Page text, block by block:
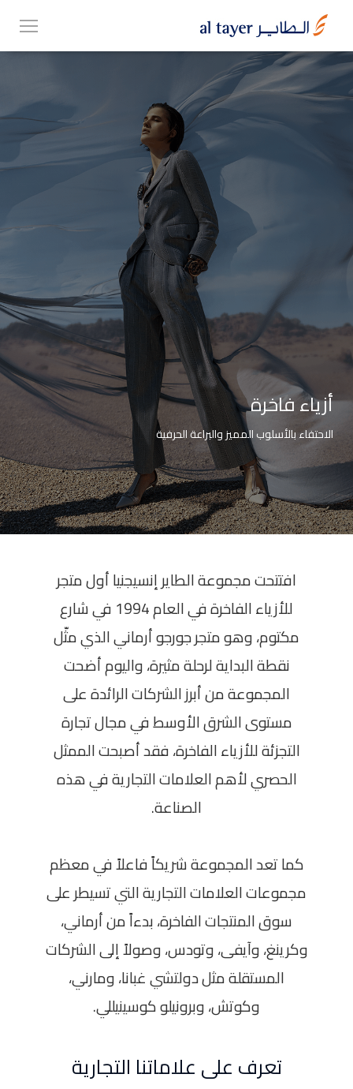
main
content
EN
عربي
Menu
والأحداث
أمبر
تواصل
معنا
سياسة
الإسترجاع
موقعنا
أزياء فاخرة
الاحتفاء بالأسلوب المميز والبراعة الحرفية
افتتحت مجموعة الطاير إنسيجنيا أول متجر
للأزياء الفاخرة في العام 1994 في شارع
مكتوم، وهو متجر جورجو أرماني الذي مثّل
نقطة البداية لرحلة مثيرة، واليوم أضحت
المجموعة من أبرز الشركات الرائدة على
مستوى الشرق الأوسط في مجال تجارة
التجزئة للأزياء الفاخرة، فقد أصبحت الممثل
الحصري لأهم العلامات التجارية في هذه
الصناعة.
كما تعد المجموعة شريكاً فاعلاً في معظم
مجموعات العلامات التجارية التي تسيطر على
سوق المنتجات الفاخرة، بدءاً من أرماني،
وكرينغ، وآيفى، وتودس، وصولاً إلى الشركات
المستقلة مثل دولتشي غبانا، ومارني،
وكوتش، وبرونيلو كوسينيللي.
تعرف على علاماتنا التجارية